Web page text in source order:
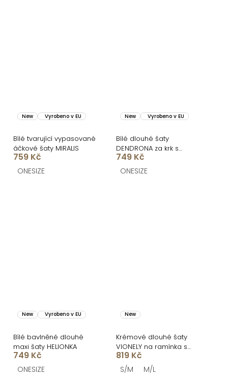
New Vyrobeno v EU
Bílé tvarující vypasované
áčkové šaty MIRALIS
759 Kč
ONESIZE
New Vyrobeno v EU
Bílé dlouhé šaty
DENDRONA za krk s
výstřihem
749 Kč
ONESIZE
New Vyrobeno v EU
Bílé bavlněné dlouhé
maxi šaty HELIONKA
749 Kč
ONESIZE
New
Krémové dlouhé šaty
VIONELY na ramínka s
černými puntíky
819 Kč
S/M M/L